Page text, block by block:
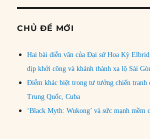
CHỦ ĐỀ MỚI
Hai bài diễn văn của Đại sứ Hoa Kỳ
dịp khởi công và khánh thành xa lộ Sài
Điểm khác biệt trong tư tưởng chiến tranh
Trung Quốc, Cuba
‘Black Myth: Wukong’ và sức mạnh mềm